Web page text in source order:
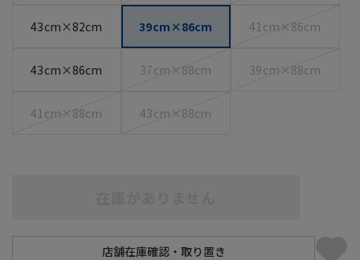
43cm×82cm 39cm×86cm 41cm×86cm
43cm×86cm 37cm×88cm 39cm×88cm
41cm×88cm 43cm×88cm